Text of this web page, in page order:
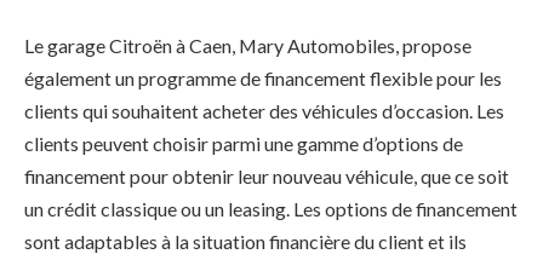
Le garage Citroën à Caen, Mary Automobiles, propose
également un programme de financement flexible pour les
clients qui souhaitent acheter des véhicules d’occasion. Les
clients peuvent choisir parmi une gamme d’options de
financement pour obtenir leur nouveau véhicule, que ce soit
un crédit classique ou un leasing. Les options de financement
sont adaptables à la situation financière du client et ils